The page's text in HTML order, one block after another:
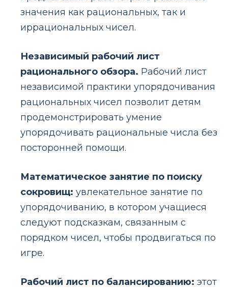
значения как рациональных, так и
иррациональных чисел.
Независимый рабочий лист
рационального обзора. Рабочий лист
независимой практики упорядочивания
рациональных чисел позволит детям
продемонстрировать умение
упорядочивать рациональные числа без
посторонней помощи.
Математическое занятие по поиску
сокровищ: увлекательное занятие по
упорядочиванию, в котором учащиеся
следуют подсказкам, связанным с
порядком чисел, чтобы продвигаться по
игре.
Рабочий лист по балансированию: этот